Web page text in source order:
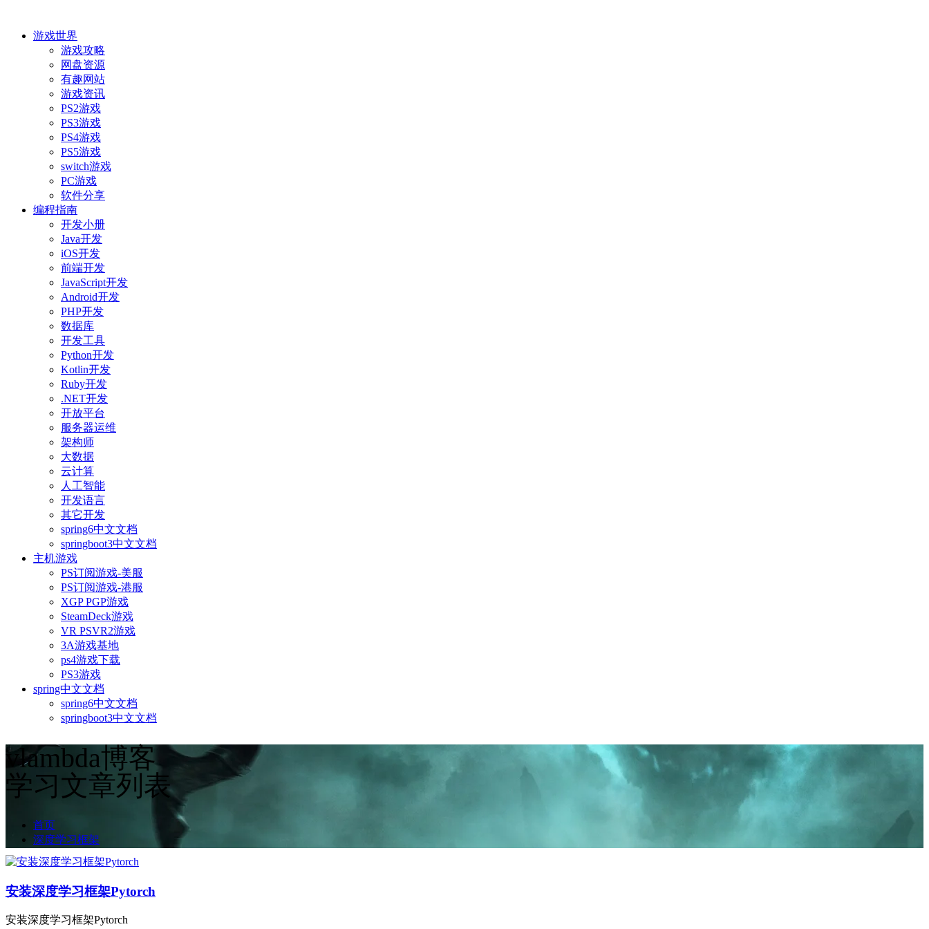
游戏世界
游戏攻略
网盘资源
有趣网站
游戏资讯
PS2游戏
PS3游戏
PS4游戏
PS5游戏
switch游戏
PC游戏
软件分享
编程指南
开发小册
Java开发
iOS开发
前端开发
JavaScript开发
Android开发
PHP开发
数据库
开发工具
Python开发
Kotlin开发
Ruby开发
.NET开发
开放平台
服务器运维
架构师
大数据
云计算
人工智能
开发语言
其它开发
spring6中文文档
springboot3中文文档
主机游戏
PS订阅游戏-美服
PS订阅游戏-港服
XGP PGP游戏
SteamDeck游戏
VR PSVR2游戏
3A游戏基地
ps4游戏下载
PS3游戏
spring中文文档
spring6中文文档
springboot3中文文档
vlambda博客
学习文章列表
首页
深度学习框架
安装深度学习框架Pytorch
安装深度学习框架Pytorch